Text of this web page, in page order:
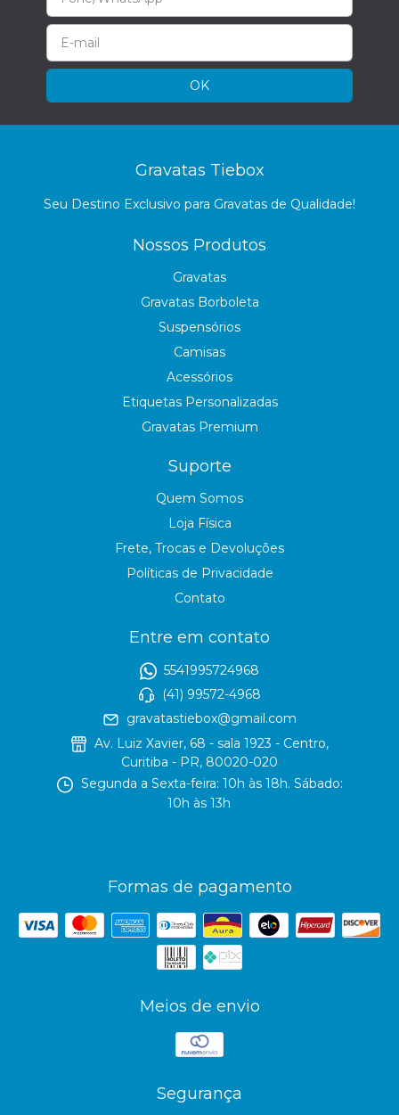
Gravatas Tiebox
Seu Destino Exclusivo para Gravatas de Qualidade!
Nossos Produtos
Gravatas
Gravatas Borboleta
Suspensórios
Camisas
Acessórios
Etiquetas Personalizadas
Gravatas Premium
Suporte
Quem Somos
Loja Física
Frete, Trocas e Devoluções
Políticas de Privacidade
Contato
Entre em contato
5541995724968
(41) 99572-4968
gravatastiebox@gmail.com
Av. Luiz Xavier, 68 - sala 1923 - Centro,
Curitiba - PR, 80020-020
Segunda a Sexta-feira: 10h às 18h. Sábado:
10h às 13h
Formas de pagamento
Meios de envio
Segurança